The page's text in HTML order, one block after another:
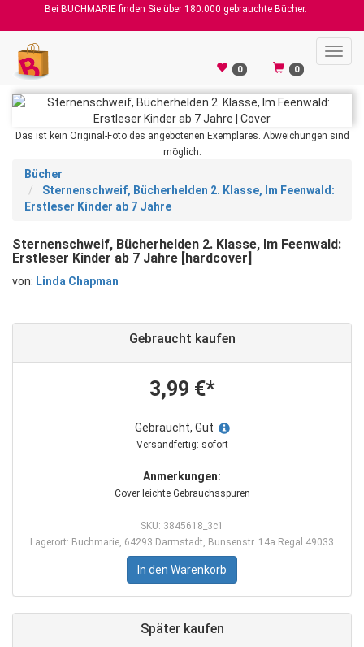
Bei BUCHMARIE finden Sie über 180.000 gebrauchte Bücher.
0 0
Das ist kein Original-Foto des angebotenen Exemplares. Abweichungen sind
möglich.
Bücher
Sternenschweif, Bücherhelden 2. Klasse, Im Feenwald:
Erstleser Kinder ab 7 Jahre
Sternenschweif, Bücherhelden 2. Klasse, Im Feenwald:
Erstleser Kinder ab 7 Jahre [hardcover]
von: Linda Chapman
Gebraucht kaufen
3,99 €*
Gebraucht, Gut
Versandfertig: sofort
Anmerkungen:
Cover leichte Gebrauchsspuren
SKU: 3845618_3c1
Lagerort: Buchmarie, 64293 Darmstadt, Bunsenstr. 14a Regal 49033
In den Warenkorb
Später kaufen